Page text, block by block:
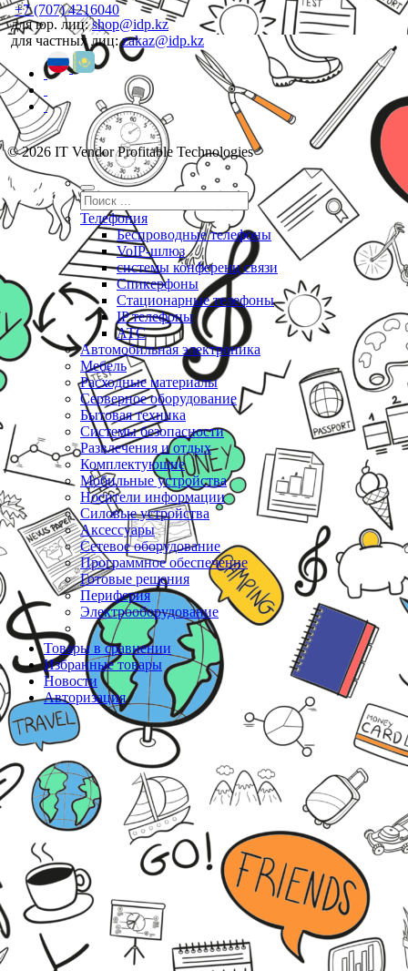
+7 (707) 4216040
для юр. лиц:shop@idp.kz
для частных лиц:zakaz@idp.kz
© 2026 IT Vendor Profitable Technologies
Телефония
Беспроводные телефоны
VoIP-шлюз
системы конференц связи
Спикерфоны
Стационарные телефоны
IP телефоны
АТС
Автомобильная электроника
Мебель
Расходные материалы
Серверное оборудование
Бытовая техника
Системы безопасности
Развлечения и отдых
Комплектующие
Мобильные устройства
Носители информации
Силовые устройства
Аксессуары
Сетевое оборудование
Программное обеспечение
Готовые решения
Периферия
Электрооборудование
Товары в сравнении
Избранные товары
Новости
Авторизация